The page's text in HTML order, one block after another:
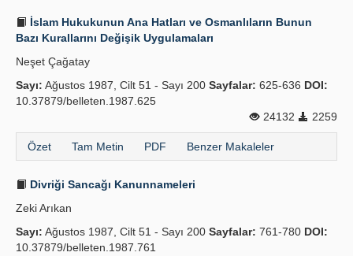
İslam Hukukunun Ana Hatları ve Osmanlıların Bunun
Bazı Kurallarını Değişik Uygulamaları
Neşet Çağatay
Sayı: Ağustos 1987, Cilt 51 - Sayı 200 Sayfalar: 625-636 DOI:
10.37879/belleten.1987.625
24132
2259
Özet Tam Metin PDF Benzer Makaleler
Divriği Sancağı Kanunnameleri
Zeki Arıkan
Sayı: Ağustos 1987, Cilt 51 - Sayı 200 Sayfalar: 761-780 DOI:
10.37879/belleten.1987.761